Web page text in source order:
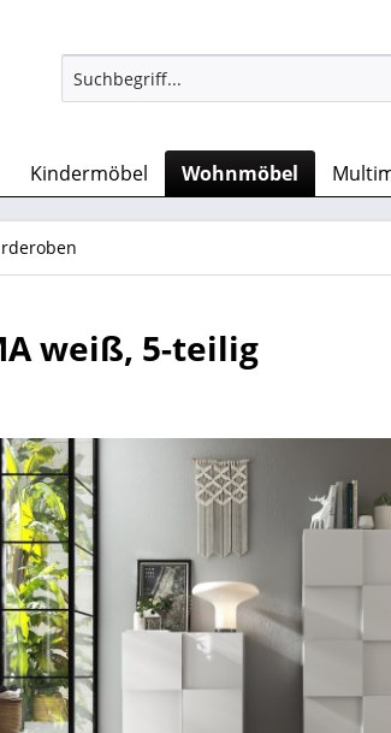
Kindermöbel Wohnmöbel
weiß, 5-teilig